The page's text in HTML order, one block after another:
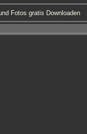
Fotos gratis Downloaden